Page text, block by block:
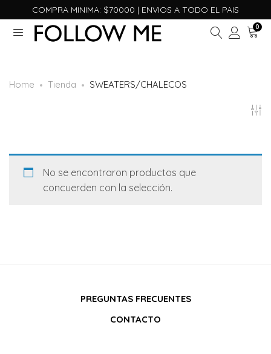
COMPRA MINIMA: $70000 | ENVIOS A TODO EL PAIS
0
Home Tienda SWEATERS/CHALECOS
No se encontraron productos que
concuerden con la selección.
PREGUNTAS FRECUENTES
CONTACTO